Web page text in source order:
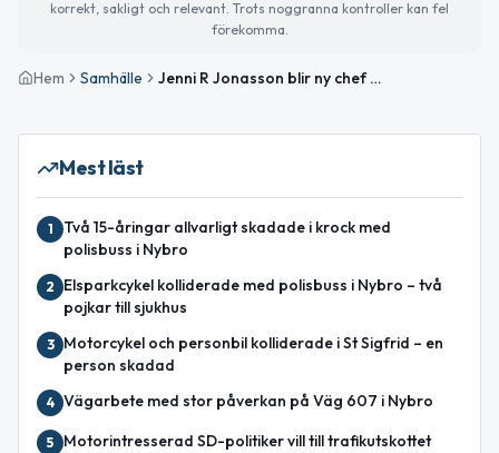
korrekt, sakligt och relevant. Trots noggranna kontroller kan fel
förekomma.
Hem Samhälle Jenni R Jonasson blir ny chef för samhällsbyggnadsförvaltningen i Nybro
Mest läst
1
Två 15-åringar allvarligt skadade i krock med
polisbuss i Nybro
2
Elsparkcykel kolliderade med polisbuss i Nybro – två
pojkar till sjukhus
3
Motorcykel och personbil kolliderade i St Sigfrid – en
person skadad
4 Vägarbete med stor påverkan på Väg 607 i Nybro
5 Motorintresserad SD-politiker vill till trafikutskottet